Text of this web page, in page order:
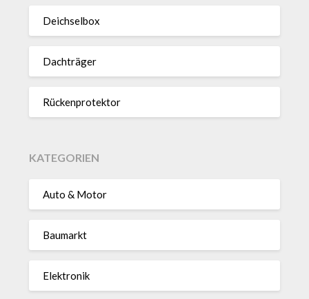
Deich­selbox
Dach­träger
Rücken­pro­tektor
KATEGORIEN
Auto & Motor
Baumarkt
Elektronik